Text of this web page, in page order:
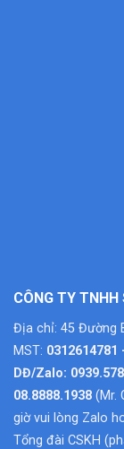
CÔNG TY
Địa chỉ: 45 Đường
MST:
DĐ/Zalo:
08.8888.1938 (Mr.
giờ vui lòng Zalo
Tổng đài CSKH